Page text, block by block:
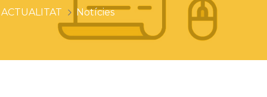
ACTUALITAT Notícies